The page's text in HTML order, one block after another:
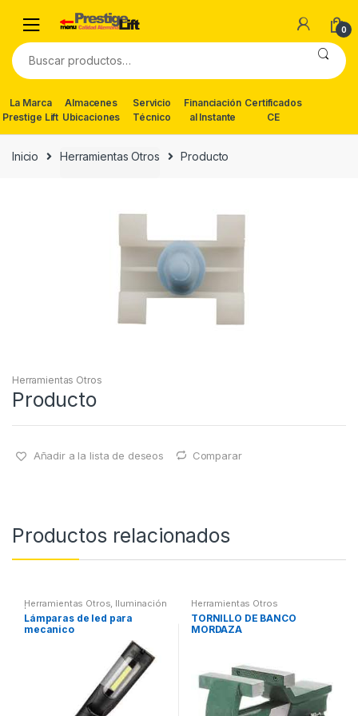
navigation
content
0
Buscar
por:
La Marca
Prestige Lift
Almacenes
Ubicaciones
Servicio
Técnico
Financiación
al Instante
Certificados
CE
Inicio Herramientas Otros Producto
Herramientas Otros
Producto
Añadir a la lista de deseos Comparar
Productos relacionados
Herramientas Otros, Iluminación
| Linternas Led
Lámparas de led para
mecanico
Herramientas Otros
TORNILLO DE BANCO
MORDAZA